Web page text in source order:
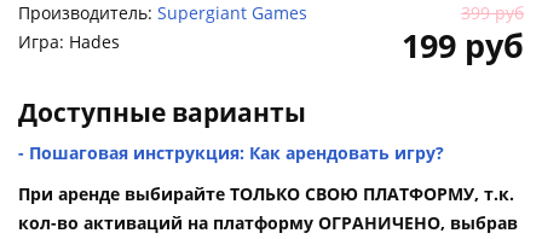
Производитель: Supergiant Games
Игра: Hades
399 руб
199 руб
Доступные варианты
- Пошаговая инструкция: Как арендовать игру?
При аренде выбирайте ТОЛЬКО СВОЮ ПЛАТФОРМУ, т.к.
кол-во активаций на платформу ОГРАНИЧЕНО, выбрав